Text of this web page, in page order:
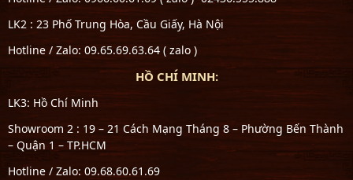
LK2 : 23 Phố Trung Hòa, Cầu Giấy, Hà Nội
Hotline / Zalo: 09.65.69.63.64 ( zalo )
HỒ CHÍ MINH:
LK3: Hồ Chí Minh
Showroom 2 : 19 – 21 Cách Mạng Tháng 8 – Phường Bến Thành
– Quận 1 – TP.HCM
Hotline / Zalo: 09.68.60.61.69